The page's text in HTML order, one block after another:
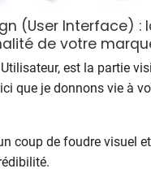
(User Interface) :
de votre
est la partie
que je donnons vie à
coup de foudre visuel et